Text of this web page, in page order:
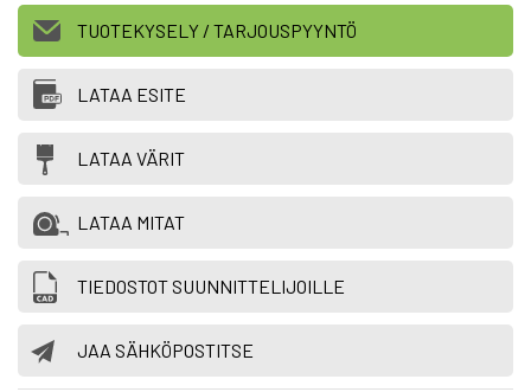
TUOTEKYSELY / TARJOUSPYYNTÖ
LATAA ESITE
LATAA VÄRIT
LATAA MITAT
TIEDOSTOT SUUNNITTELIJOILLE
JAA SÄHKÖPOSTITSE